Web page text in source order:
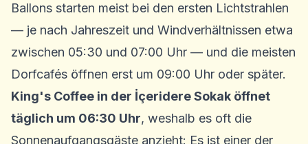
Ballons starten meist bei den ersten Lichtstrahlen
— je nach Jahreszeit und Windverhältnissen etwa
zwischen 05:30 und 07:00 Uhr — und die meisten
Dorfcafés öffnen erst um 09:00 Uhr oder später.
King's Coffee in der İçeridere Sokak öffnet
täglich um 06:30 Uhr, weshalb es oft die
Sonnenaufgangsgäste anzieht: Es ist einer der